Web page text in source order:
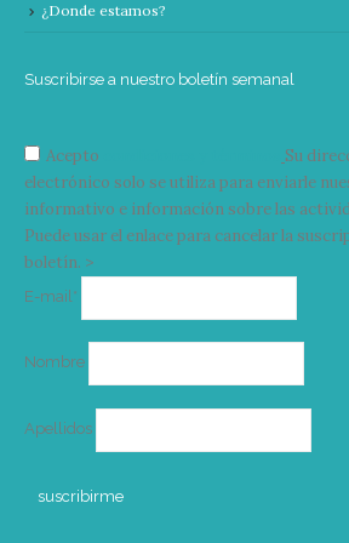
¿Donde estamos?
Suscribirse a nuestro boletín semanal
Acepto
Su
electrónico solo se utiliza para enviarle
informativo e información sobre las
Puede usar el enlace para cancelar la
boletín. >
E-mail*
Nombre
Apellidos